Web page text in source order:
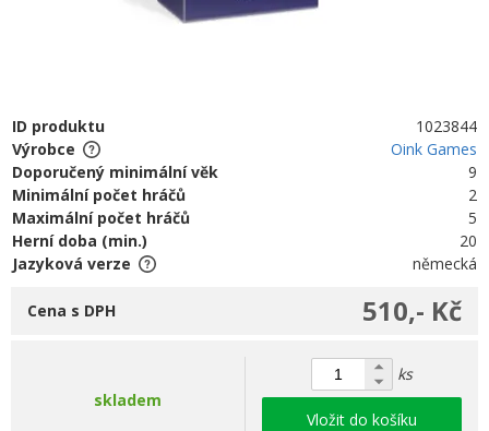
ID produktu
1023844
Výrobce
Oink Games
Doporučený minimální věk
9
Minimální počet hráčů
2
Maximální počet hráčů
5
Herní doba (min.)
20
Jazyková verze
německá
510,- Kč
Cena s DPH
skladem
ks
Vložit do košíku